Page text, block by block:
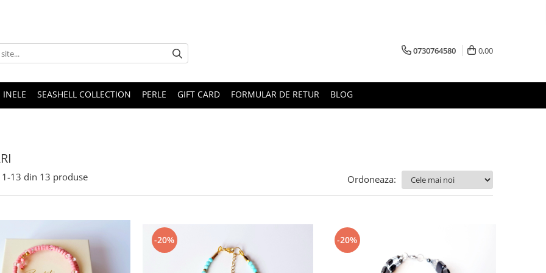
0730764580 0,00
INELE SEASHELL COLLECTION PERLE GIFT CARD FORMULAR DE RETUR BLOG
1-13 din 13 produse Ordoneaza:
-20% -20%